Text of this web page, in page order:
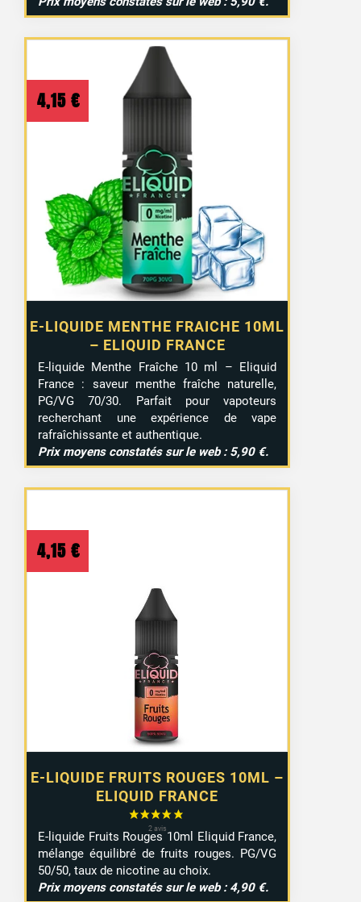
E-LIQUIDE MENTHE FRAICHE 10ML
– ELIQUID FRANCE
4,15 €
E-liquide Menthe Fraîche 10 ml – Eliquid
France : saveur menthe fraîche naturelle,
PG/VG 70/30. Parfait pour vapoteurs
recherchant une expérience de vape
rafraîchissante et authentique.
Prix moyens constatés sur le web : 5,90 €.
E-LIQUIDE FRUITS ROUGES 10ML –
ELIQUID FRANCE
4,15 €
E-liquide Fruits Rouges 10ml Eliquid France,
mélange équilibré de fruits rouges. PG/VG
50/50, taux de nicotine au choix.
Prix moyens constatés sur le web : 4,90 €.